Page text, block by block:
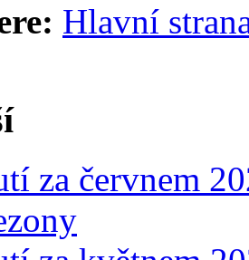
Hlavní
za červnem